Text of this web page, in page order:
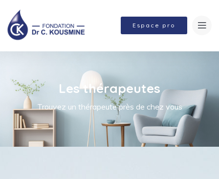
Espace pro
Les thérapeutes
Trouvez un thérapeute près de chez vous